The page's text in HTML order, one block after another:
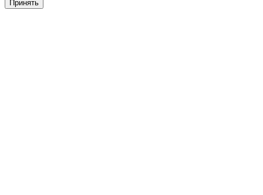
Принять